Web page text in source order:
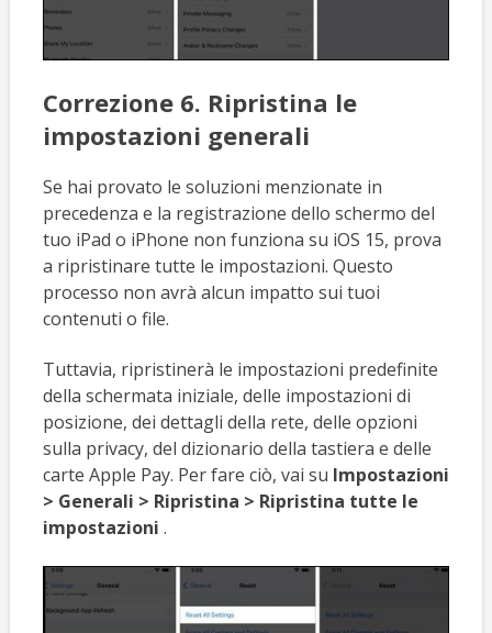
Correzione 6. Ripristina le
impostazioni generali
Se hai provato le soluzioni menzionate in
precedenza e la registrazione dello schermo del
tuo iPad o iPhone non funziona su iOS 15, prova
a ripristinare tutte le impostazioni. Questo
processo non avrà alcun impatto sui tuoi
contenuti o file.
Tuttavia, ripristinerà le impostazioni predefinite
della schermata iniziale, delle impostazioni di
posizione, dei dettagli della rete, delle opzioni
sulla privacy, del dizionario della tastiera e delle
carte Apple Pay. Per fare ciò, vai su Impostazioni
> Generali > Ripristina > Ripristina tutte le
impostazioni .